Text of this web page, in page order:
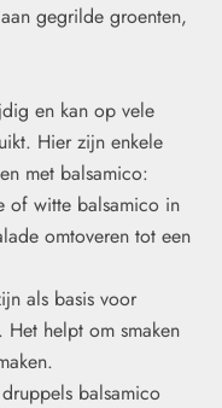
gegrilde groenten,
en kan op vele
Hier zijn enkele
met balsamico:
of witte balsamico in
omtoveren tot een
als basis voor
Het helpt om smaken
balsamico